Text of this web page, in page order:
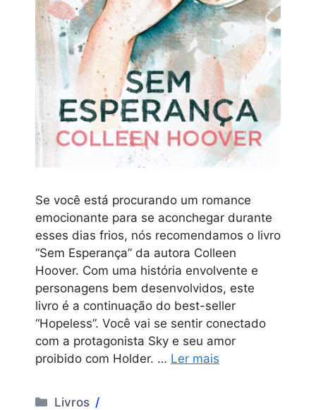
Se você está procurando um romance
emocionante para se aconchegar durante
esses dias frios, nós recomendamos o livro
“Sem Esperança” da autora Colleen
Hoover. Com uma história envolvente e
personagens bem desenvolvidos, este
livro é a continuação do best-seller
“Hopeless”. Você vai se sentir conectado
com a protagonista Sky e seu amor
proibido com Holder. … Ler mais
Categorias
Livros